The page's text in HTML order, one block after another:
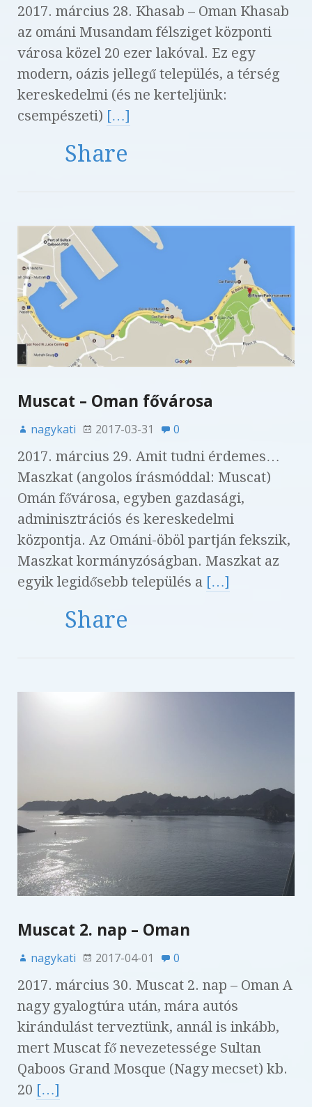
2017. március 28. Khasab – Oman Khasab
az ománi Musandam félsziget központi
városa közel 20 ezer lakóval. Ez egy
modern, oázis jellegű település, a térség
kereskedelmi (és ne kerteljünk:
csempészeti) […]
Share
Muscat – Oman fővárosa
nagykati 2017-03-31 0
2017. március 29. Amit tudni érdemes…
Maszkat (angolos írásmóddal: Muscat)
Omán fővárosa, egyben gazdasági,
adminisztrációs és kereskedelmi
központja. Az Ománi-öböl partján fekszik,
Maszkat kormányzóságban. Maszkat az
egyik legidősebb település a […]
Share
Muscat 2. nap – Oman
nagykati 2017-04-01 0
2017. március 30. Muscat 2. nap – Oman A
nagy gyalogtúra után, mára autós
kirándulást terveztünk, annál is inkább,
mert Muscat fő nevezetessége Sultan
Qaboos Grand Mosque (Nagy mecset) kb.
20 […]